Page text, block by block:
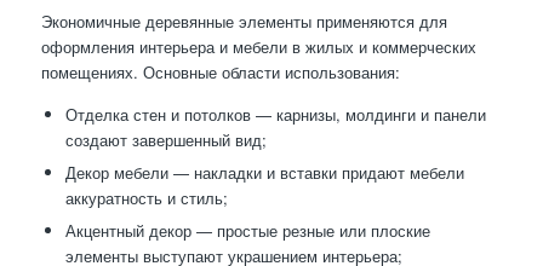
Экономичные деревянные элементы применяются для
оформления интерьера и мебели в жилых и коммерческих
помещениях. Основные области использования:
Отделка стен и потолков — карнизы, молдинги и панели
создают завершенный вид;
Декор мебели — накладки и вставки придают мебели
аккуратность и стиль;
Акцентный декор — простые резные или плоские
элементы выступают украшением интерьера;